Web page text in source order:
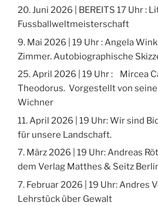
20. Juni 2026 | BEREITS 17 Uhr :
Fussballweltmeisterschaft
9. Mai 2026 | 19 Uhr : Angela
Zimmer. Autobiographische
25. April 2026 | 19 Uhr : Mircea
Theodorus. Vorgestellt von
Wichner
11. April 2026 | 19 Uhr: Wir sind
für unsere Landschaft.
7. März 2026 | 19 Uhr: Andreas
dem Verlag Matthes & Seitz
7. Februar 2026 | 19 Uhr: Andres
Lehrstück über Gewalt